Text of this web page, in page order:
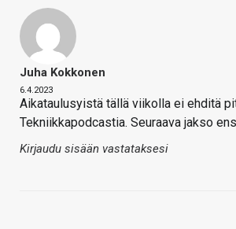
Juha Kokkonen
6.4.2023
Aikataulusyistä tällä viikolla ei ehditä
Tekniikkapodcastia. Seuraava jakso
Kirjaudu sisään vastataksesi